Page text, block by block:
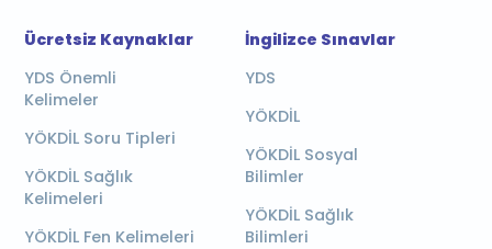
Ücretsiz Kaynaklar
YDS Önemli
Kelimeler
YÖKDİL Soru Tipleri
YÖKDİL Sağlık
Kelimeleri
YÖKDİL Fen Kelimeleri
İngilizce Sınavlar
YDS
YÖKDİL
YÖKDİL Sosyal
Bilimler
YÖKDİL Sağlık
Bilimleri